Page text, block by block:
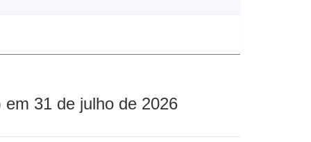
31 de julho de 2026